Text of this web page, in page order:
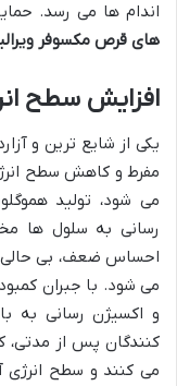
اندام ها می رسد.
های قرص مکسوفر
افزایش سطح
یکی از شایع ترین و
مفرط و کاهش سطح
می شود، تولید
رسانی به سلول ها
احساس ضعف، بی حالی
می شود. با جبران
و اکسیژن رسانی به
کنندگان پس از
می کنند و سطح انرژی